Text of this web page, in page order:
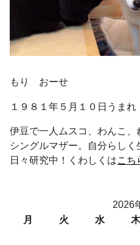
もり おーせ
１９８１年５月１０日うまれ
伊豆で一人ムスコ、わんこ
シングルマザー。自分らし
日々研究中！くわしくはこち
2026
月
火 水 木